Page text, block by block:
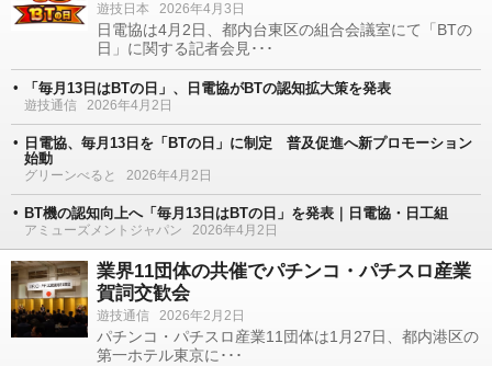
遊技日本 2026年4月3日
日電協は4月2日、都内台東区の組合会議室にて「BTの
日」に関する記者会見･･･
「毎月13日はBTの日」、日電協がBTの認知拡大策を発表
遊技通信 2026年4月2日
日電協、毎月13日を「BTの日」に制定 普及促進へ新プロモーション
始動
グリーンべると 2026年4月2日
BT機の認知向上へ「毎月13日はBTの日」を発表｜日電協・日工組
アミューズメントジャパン 2026年4月2日
業界11団体の共催でパチンコ・パチスロ産業
賀詞交歓会
遊技通信 2026年2月2日
パチンコ・パチスロ産業11団体は1月27日、都内港区の
第一ホテル東京に･･･